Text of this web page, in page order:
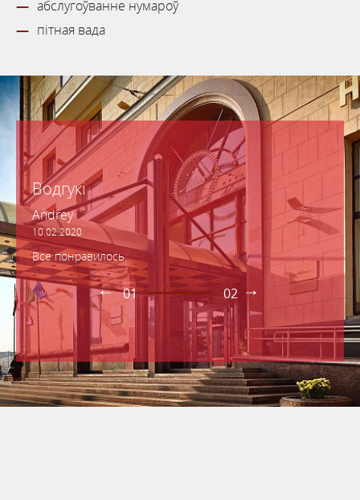
абслугоўванне нумароў
пітная вада
Водгукі
Andrey
10.02.2020
Все понравилось.
01 02